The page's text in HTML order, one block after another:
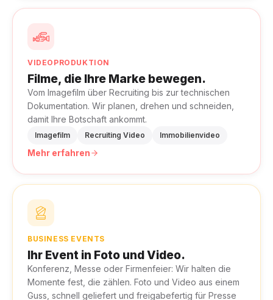
VIDEOPRODUKTION
Filme, die Ihre Marke bewegen.
Vom Imagefilm über Recruiting bis zur technischen
Dokumentation. Wir planen, drehen und schneiden,
damit Ihre Botschaft ankommt.
Imagefilm Recruiting Video Immobilienvideo
Mehr erfahren
BUSINESS EVENTS
Ihr Event in Foto und Video.
Konferenz, Messe oder Firmenfeier: Wir halten die
Momente fest, die zählen. Foto und Video aus einem
Guss, schnell geliefert und freigabefertig für Presse